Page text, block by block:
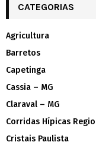
CATEGORIAS
Agricultura
Barretos
Capetinga
Cassia – MG
Claraval – MG
Corridas Hípicas
Cristais Paulista